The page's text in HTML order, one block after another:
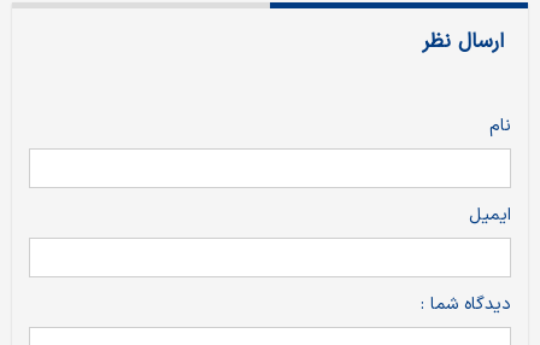
ارسال نظر
نام
ایمیل
دیدگاه شما :